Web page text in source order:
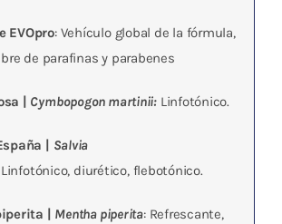
EVOpro: Vehículo global de la fórmula,
de parafinas y parabenes
| Cymbopogon martinii:Linfotónico.
| Salvia
diurético, flebotónico.
| Mentha piperita: Refrescante,